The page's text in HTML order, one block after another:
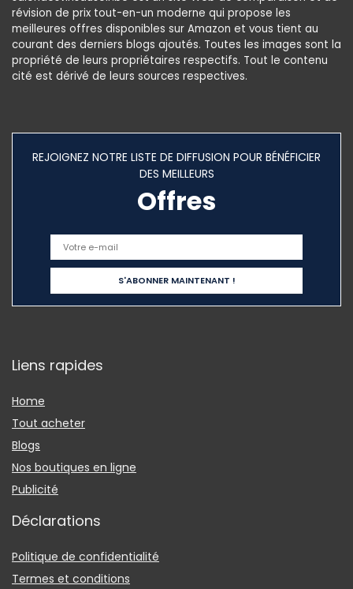
révision de prix tout-en-un moderne qui propose les
meilleures offres disponibles sur Amazon et vous tient au
courant des derniers blogs ajoutés. Toutes les images sont la
propriété de leurs propriétaires respectifs. Tout le contenu
cité est dérivé de leurs sources respectives.
REJOIGNEZ NOTRE LISTE DE DIFFUSION POUR BÉNÉFICIER
DES MEILLEURS
Offres
Liens rapides
Home
Tout acheter
Blogs
Nos boutiques en ligne
Publicité
Déclarations
Politique de confidentialité
Termes et conditions